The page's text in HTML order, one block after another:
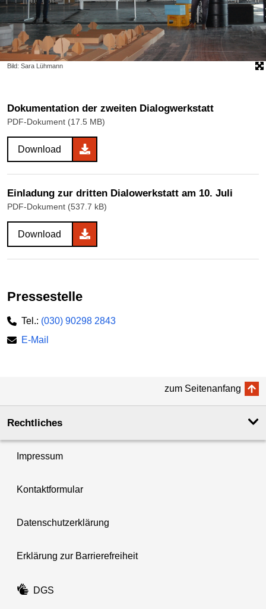
Bild: Sara Lühmann
Dokumentation der zweiten Dialogwerkstatt
PDF-Dokument (17.5 MB)
Download
Einladung zur dritten Dialowerkstatt am 10. Juli
PDF-Dokument (537.7 kB)
Download
Pressestelle
Tel.: (030) 90298 2843
E-Mail
zum Seitenanfang
Rechtliches
Impressum
Kontaktformular
Datenschutzerklärung
Erklärung zur Barrierefreiheit
DGS